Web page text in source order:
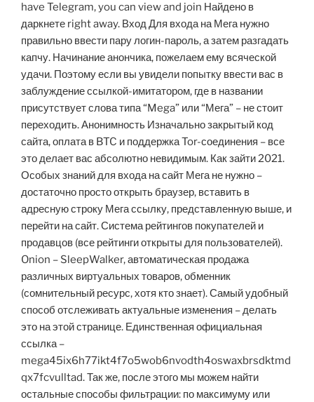
have Telegram, you can view and join Найдено в
даркнете right away. Вход Для входа на Мега нужно
правильно ввести пару логин-пароль, а затем разгадать
капчу. Начинание анончика, пожелаем ему всяческой
удачи. Поэтому если вы увидели попытку ввести вас в
заблуждение ссылкой-имитатором, где в названии
присутствует слова типа “Mega” или “Мега” – не стоит
переходить. Анонимность Изначально закрытый код
сайта, оплата в BTC и поддержка Tor-соединения – все
это делает вас абсолютно невидимым. Как зайти 2021.
Особых знаний для входа на сайт Мега не нужно –
достаточно просто открыть браузер, вставить в
адресную строку Мега ссылку, представленную выше, и
перейти на сайт. Система рейтингов покупателей и
продавцов (все рейтинги открыты для пользователей).
Onion – SleepWalker, автоматическая продажа
различных виртуальных товаров, обменник
(сомнительный ресурс, хотя кто знает). Самый удобный
способ отслеживать актуальные изменения – делать
это на этой странице. Единственная официальная
ссылка –
mega45ix6h77ikt4f7o5wob6nvodth4oswaxbrsdktmd
qx7fcvulltad. Так же, после этого мы можем найти
остальные способы фильтрации: по максимуму или